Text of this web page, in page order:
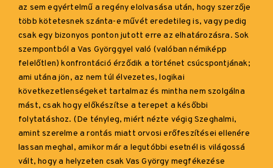
az sem egyértelmű a regény elolvasása után, hogy szerzője
több kötetesnek szánta-e művét eredetileg is, vagy pedig
csak egy bizonyos ponton jutott erre az elhatározásra. Sok
szempontból a Vas Györggyel való (valóban némiképp
felelőtlen) konfrontáció érződik a történet csúcspontjának;
ami utána jön, az nem túl élvezetes, logikai
következetlenségeket tartalmaz és mintha nem szolgálna
mást, csak hogy előkészítse a terepet a későbbi
folytatáshoz. (De tényleg, miért nézte végig Szeghalmi,
amint szerelme a rontás miatt orvosi erőfeszítései ellenére
lassan meghal, amikor már a legutóbbi esetnél is világossá
vált, hogy a helyzeten csak Vas György megfékezése